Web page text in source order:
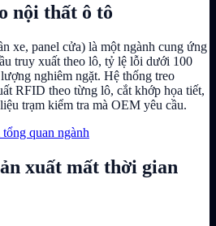
nội thất ô tô
xe, panel cửa) là một ngành cung ứng
truy xuất theo lô, tỷ lệ lỗi dưới 100
nghiêm ngặt. Hệ thống treo
RFID theo từng lô, cắt khớp họa tiết,
trạm kiểm tra mà OEM yêu cầu.
quan ngành
xuất mất thời gian